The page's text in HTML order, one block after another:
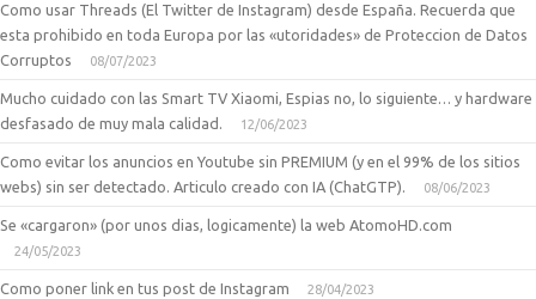
Como usar Threads (El Twitter de Instagram) desde España. Recuerda que
esta prohibido en toda Europa por las «utoridades» de Proteccion de Datos
Corruptos
08/07/2023
Mucho cuidado con las Smart TV Xiaomi, Espias no, lo siguiente… y hardware
desfasado de muy mala calidad.
12/06/2023
Como evitar los anuncios en Youtube sin PREMIUM (y en el 99% de los sitios
webs) sin ser detectado. Articulo creado con IA (ChatGTP).
08/06/2023
Se «cargaron» (por unos dias, logicamente) la web AtomoHD.com
24/05/2023
Como poner link en tus post de Instagram 28/04/2023